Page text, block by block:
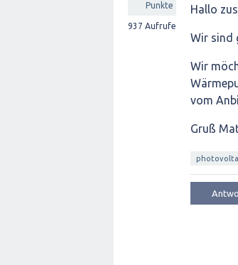
Punkte
937 Aufrufe
Hallo
Wir sind
Wir
vom
Gruß